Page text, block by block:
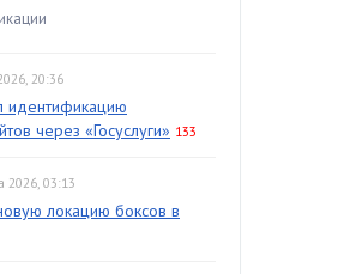
20:36
идентификацию
через «Госуслуги» 133
2026, 03:13
локацию боксов в